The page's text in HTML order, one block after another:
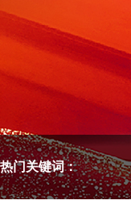
热门关键词：